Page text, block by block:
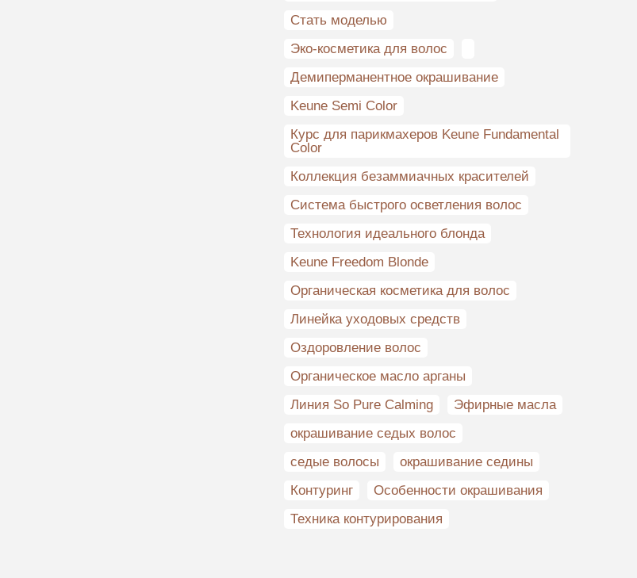
Стать моделью
Эко-косметика для волос
Демиперманентное окрашивание
Keune Semi Color
Курс для парикмахеров Keune Fundamental
Color
Коллекция безаммиачных красителей
Система быстрого осветления волос
Технология идеального блонда
Keune Freedom Blonde
Органическая косметика для волос
Линейка уходовых средств
Оздоровление волос
Органическое масло арганы
Линия So Pure Calming
Эфирные масла
окрашивание седых волос
седые волосы
окрашивание седины
Контуринг
Особенности окрашивания
Техника контурирования